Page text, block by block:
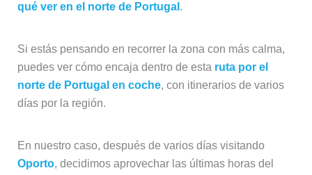
qué ver en el norte de Portugal .
Si estás pensando en recorrer la zona con más calma,
puedes ver cómo encaja dentro de esta ruta por el
norte de Portugal en coche, con itinerarios de varios
días por la región.
En nuestro caso, después de varios días visitando
Oporto, decidimos aprovechar las últimas horas del